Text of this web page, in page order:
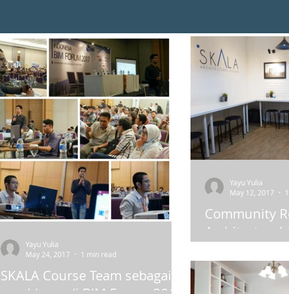
SKALA Course Team sebagai
Yayu Yulia
May 24, 2017
1 min read
Community
Architectural
Course ini bisa
oleh siapa saja
Yayu Yulia
May 12, 2017